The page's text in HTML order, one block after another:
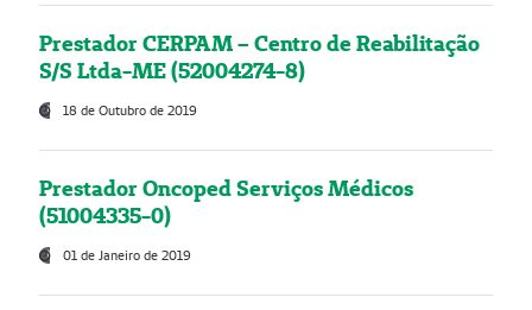
Prestador CERPAM – Centro de Reabilitação
S/S Ltda-ME (52004274-8)
18 de Outubro de 2019
Prestador Oncoped Serviços Médicos
(51004335-0)
01 de Janeiro de 2019